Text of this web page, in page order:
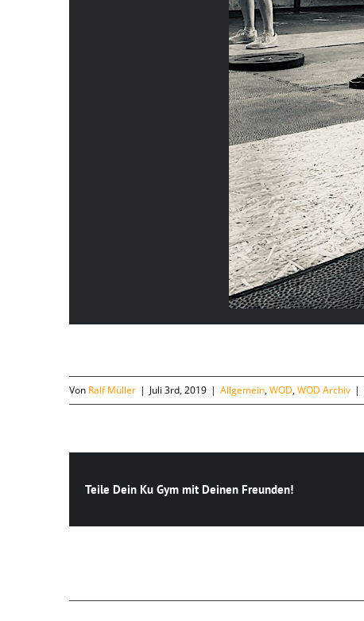
Von Ralf Müller | Juli 3rd, 2019 | Allgemein,WOD,WOD Archiv |
Teile Dein Ku Gym mit Deinen Freunden!